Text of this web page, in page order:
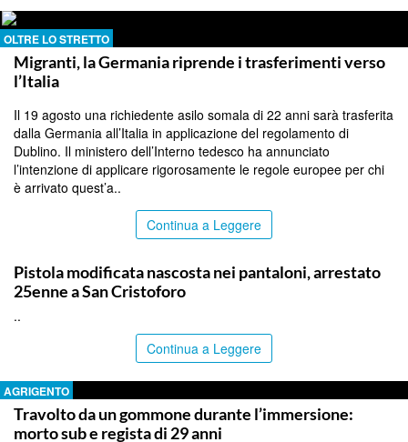
OLTRE LO STRETTO
Migranti, la Germania riprende i trasferimenti verso
l’Italia
Il 19 agosto una richiedente asilo somala di 22 anni sarà trasferita
dalla Germania all’Italia in applicazione del regolamento di
Dublino. Il ministero dell’Interno tedesco ha annunciato
l’intenzione di applicare rigorosamente le regole europee per chi
è arrivato quest’a..
Continua a Leggere
Pistola modificata nascosta nei pantaloni, arrestato
25enne a San Cristoforo
..
Continua a Leggere
AGRIGENTO
Travolto da un gommone durante l’immersione:
morto sub e regista di 29 anni